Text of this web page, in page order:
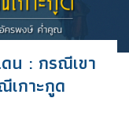
น : กรณีเขา
เกาะกูด